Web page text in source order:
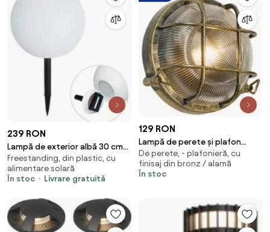
239 RON
Lampă de exterior albă 30 cm
cu LED integrat IP44 solar RGBW
- Ludger
Freestanding, din plastic, cu
alimentare solară
În stoc
Livrare gratuită
129 RON
Lampă de perete și plafon
pentru exterior, aur antic,
rotundă, IP44 - Noutica
De perete, - plafonieră, cu
finisaj din bronz / alamă
În stoc